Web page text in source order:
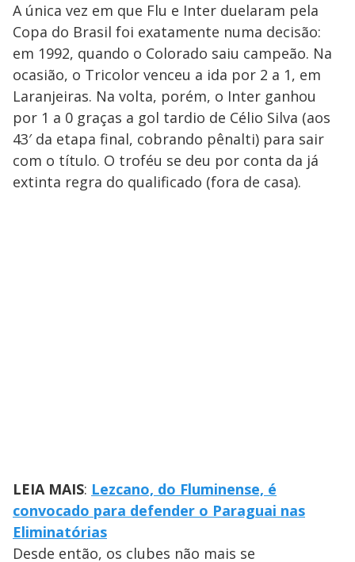
A única vez em que Flu e Inter duelaram pela
Copa do Brasil foi exatamente numa decisão:
em 1992, quando o Colorado saiu campeão. Na
ocasião, o Tricolor venceu a ida por 2 a 1, em
Laranjeiras. Na volta, porém, o Inter ganhou
por 1 a 0 graças a gol tardio de Célio Silva (aos
43′ da etapa final, cobrando pênalti) para sair
com o título. O troféu se deu por conta da já
extinta regra do qualificado (fora de casa).
LEIA MAIS: Lezcano, do Fluminense, é
convocado para defender o Paraguai nas
Eliminatórias
Desde então, os clubes não mais se